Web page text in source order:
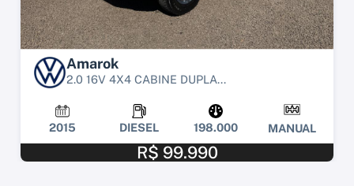
Amarok
2.0 16V 4X4 CABINE DUPLA...
2015 DIESEL 198.000 MANUAL
R$ 99.990